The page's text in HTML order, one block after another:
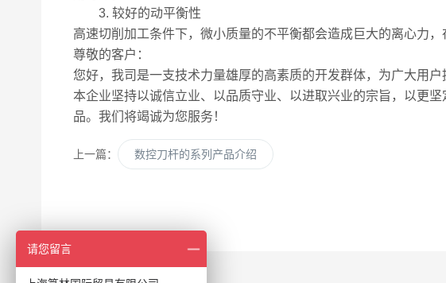
3. 较好的动平衡性
高速切削加工条件下，微小质量的不平衡都会造成巨大的离心力
尊敬的客户：
您好，我司是一支技术力量雄厚的高素质的开发群体，为广大用
本企业坚持以诚信立业、以品质守业、以进取兴业的宗旨，以更
品。我们将竭诚为您服务！
上一篇： 数控刀杆的系列产品介绍
请您留言